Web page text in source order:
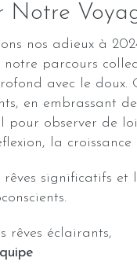
Notre
nos adieux à
parcours
avec le doux.
en embrassant
pour observer de
la croissance
significatifs et
rêves éclairants,